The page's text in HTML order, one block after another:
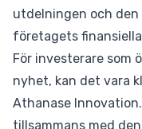
utdelningen och den
företagets
För investerare som
nyhet, kan det vara
Athanase
tillsammans med